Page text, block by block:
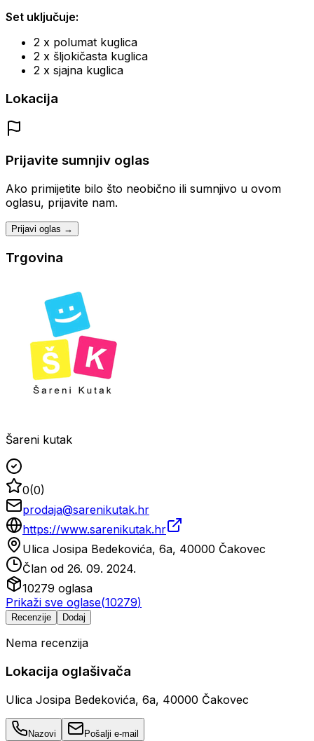
Set uključuje:
2 x polumat kuglica
2 x šljokičasta kuglica
2 x sjajna kuglica
Lokacija
Prijavite sumnjiv oglas
Ako primijetite bilo što neobično ili sumnjivo u ovom
oglasu, prijavite nam.
Prijavi oglas →
Trgovina
Šareni kutak
0(0)
prodaja@sarenikutak.hr
https://www.sarenikutak.hr
Ulica Josipa Bedekovića, 6a, 40000 Čakovec
Član od 26. 09. 2024.
10279 oglasa
Prikaži sve oglase(10279)
Recenzije Dodaj
Nema recenzija
Lokacija oglašivača
Ulica Josipa Bedekovića, 6a, 40000 Čakovec
Nazovi Pošalji e-mail